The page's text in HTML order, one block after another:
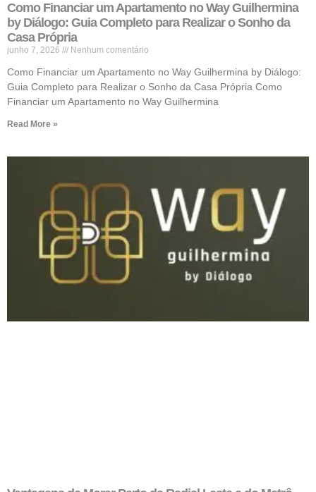
Como Financiar um Apartamento no Way Guilhermina
by Diálogo: Guia Completo para Realizar o Sonho da
Casa Própria
junho 7, 2026 Nenhum comentário
Como Financiar um Apartamento no Way Guilhermina by Diálogo:
Guia Completo para Realizar o Sonho da Casa Própria Como
Financiar um Apartamento no Way Guilhermina
Read More »